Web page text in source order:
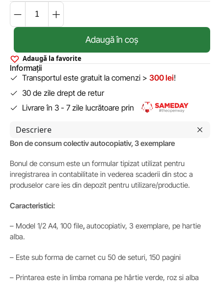
Adaugă în coș
Adaugă la favorite
Informații
Transportul este gratuit la comenzi > 300 lei!
30 de zile drept de retur
Livrare în 3 - 7 zile lucrătoare prin
Descriere
Bon de consum colectiv autocopiativ, 3 exemplare
Bonul de consum este un formular tipizat utilizat pentru
inregistrarea in contabilitate in vederea scaderii din stoc a
produselor care ies din depozit pentru utilizare/productie.
Caracteristici:
– Model 1/2 A4, 100 file, autocopiativ, 3 exemplare, pe hartie
alba.
– Este sub forma de carnet cu 50 de seturi, 150 pagini
– Printarea este in limba romana pe hârtie verde, roz si alba